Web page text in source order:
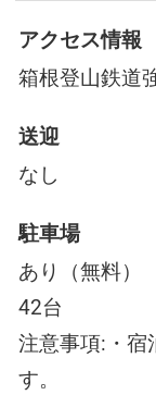
アクセス情報
箱根登山鉄道
送迎
なし
駐車場
あり（無料）
42台
注意事項:・宿
す。